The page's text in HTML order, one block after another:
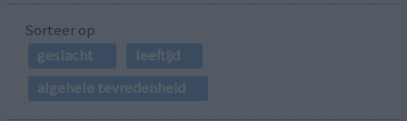
Sorteer op
geslacht
leeftijd
algehele tevredenheid